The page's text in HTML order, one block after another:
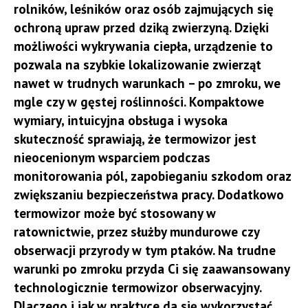
naturalnym elementem domowego otoczenia.
Prawidłowo dobrana klatka kennelowa musi
umożliwiać zwierzęciu swobodne stanie, obracanie
się i przyjęcie wygodnej pozycji leżącej. Zbyt mała
konstrukcja ogranicza ruch, natomiast przesadnie
duży model może nie zapewniać oczekiwanego
poczucia osłonięcia. Znaczenie mają także stabilność,
jakość zamknięcia, odpowiednia wentylacja oraz brak
ostrych elementów. Podłoże powinno pozostawać
równe i wygodne, szczególnie gdy klatka
wykorzystywana jest regularnie.
Proces przyzwyczajania należy prowadzić stopniowo.
Na początku klatka kennelowa powinna pozostawać
otwarta, aby możliwe było samodzielne wchodzenie
Dobre opakowanie na owoce powinno przede
wszystkim zapewniać odpowiednią cyrkulację
powietrza. Istotna jest także:
odporność kartonu na obciążenie,
stabilne ułożenie zawartości,
wygoda przenoszenia i układania,
dopasowanie rozmiaru opakowania do rodzaju
owoców.
Odpowiednio dobrany karton pomaga nie tylko
chronić produkty, ale także poprawia ich prezentację
podczas sprzedaży.
Łubianki i kobiałki tekturowe –
rolników, leśników oraz osób zajmujących się
ochroną upraw przed dziką zwierzyną. Dzięki
możliwości wykrywania ciepła, urządzenie to
pozwala na szybkie lokalizowanie zwierząt
nawet w trudnych warunkach – po zmroku, we
mgle czy w gęstej roślinności. Kompaktowe
wymiary, intuicyjna obsługa i wysoka
skuteczność sprawiają, że termowizor jest
nieocenionym wsparciem podczas
monitorowania pól, zapobieganiu szkodom oraz
zwiększaniu bezpieczeństwa pracy. Dodatkowo
termowizor może być stosowany w
ratownictwie, przez służby mundurowe czy
obserwacji przyrody w tym ptaków. Na trudne
warunki po zmroku przyda Ci się zaawansowany
technologicznie termowizor obserwacyjny.